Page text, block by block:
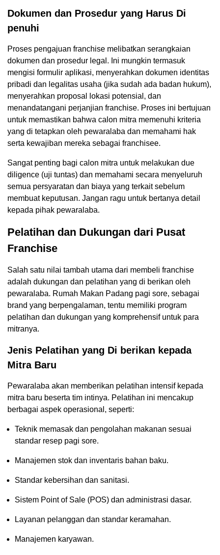
Dokumen dan Prosedur yang Harus Di
penuhi
Proses pengajuan franchise melibatkan serangkaian
dokumen dan prosedur legal. Ini mungkin termasuk
mengisi formulir aplikasi, menyerahkan dokumen identitas
pribadi dan legalitas usaha (jika sudah ada badan hukum),
menyerahkan proposal lokasi potensial, dan
menandatangani perjanjian franchise. Proses ini bertujuan
untuk memastikan bahwa calon mitra memenuhi kriteria
yang di tetapkan oleh pewaralaba dan memahami hak
serta kewajiban mereka sebagai franchisee.
Sangat penting bagi calon mitra untuk melakukan due
diligence (uji tuntas) dan memahami secara menyeluruh
semua persyaratan dan biaya yang terkait sebelum
membuat keputusan. Jangan ragu untuk bertanya detail
kepada pihak pewaralaba.
Pelatihan dan Dukungan dari Pusat
Franchise
Salah satu nilai tambah utama dari membeli franchise
adalah dukungan dan pelatihan yang di berikan oleh
pewaralaba. Rumah Makan Padang pagi sore, sebagai
brand yang berpengalaman, tentu memiliki program
pelatihan dan dukungan yang komprehensif untuk para
mitranya.
Jenis Pelatihan yang Di berikan kepada
Mitra Baru
Pewaralaba akan memberikan pelatihan intensif kepada
mitra baru beserta tim intinya. Pelatihan ini mencakup
berbagai aspek operasional, seperti:
Teknik memasak dan pengolahan makanan sesuai
standar resep pagi sore.
Manajemen stok dan inventaris bahan baku.
Standar kebersihan dan sanitasi.
Sistem Point of Sale (POS) dan administrasi dasar.
Layanan pelanggan dan standar keramahan.
Manajemen karyawan.